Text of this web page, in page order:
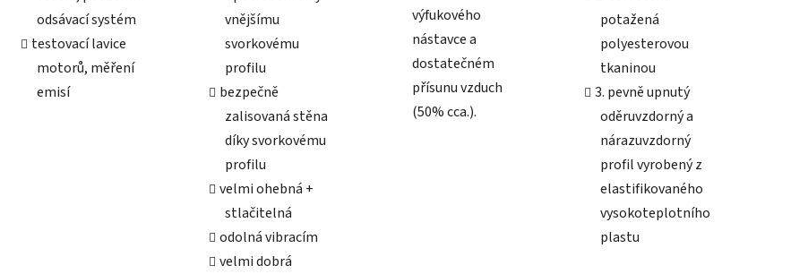
odsávací systém
testovací lavice
motorů, měření
emisí
vnějšímu
svorkovému
profilu
bezpečně
zalisovaná stěna
díky svorkovému
profilu
velmi ohebná +
stlačitelná
odolná vibracím
velmi dobrá
výfukového
nástavce a
dostatečném
přísunu vzduch
(50% cca.).
potažená
polyesterovou
tkaninou
3. pevně upnutý
oděruvzdorný a
nárazuvzdorný
profil vyrobený z
elastifikovaného
vysokoteplotního
plastu